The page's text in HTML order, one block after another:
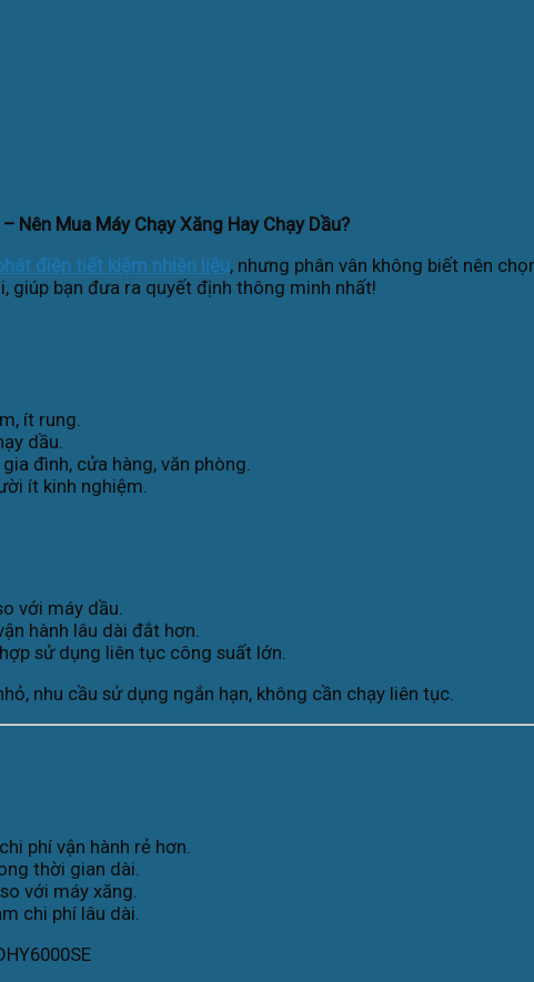
Nên Mua Máy Chạy Xăng Hay Chạy Dầu?
điện tiết kiệm nhiên liệu, nhưng phân vân không biết nên
giúp bạn đưa ra quyết định thông minh nhất!
ít rung.
dầu.
đình, cửa hàng, văn phòng.
ít kinh nghiệm.
với máy dầu.
hành lâu dài đắt hơn.
sử dụng liên tục công suất lớn.
nhu cầu sử dụng ngắn hạn, không cần chạy liên tục.
phí vận hành rẻ hơn.
thời gian dài.
với máy xăng.
chi phí lâu dài.